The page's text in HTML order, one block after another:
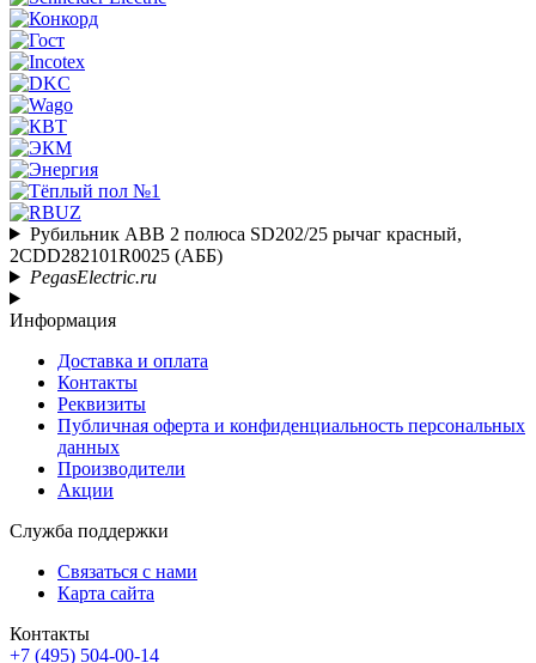
Рубильник ABB 2 полюса SD202/25 рычаг красный,
2CDD282101R0025 (АББ)
PegasElectric.ru
Информация
Доставка и оплата
Контакты
Реквизиты
Публичная оферта и конфиденциальность персональных
данных
Производители
Акции
Служба поддержки
Связаться с нами
Карта сайта
Контакты
+7 (495) 504-00-14